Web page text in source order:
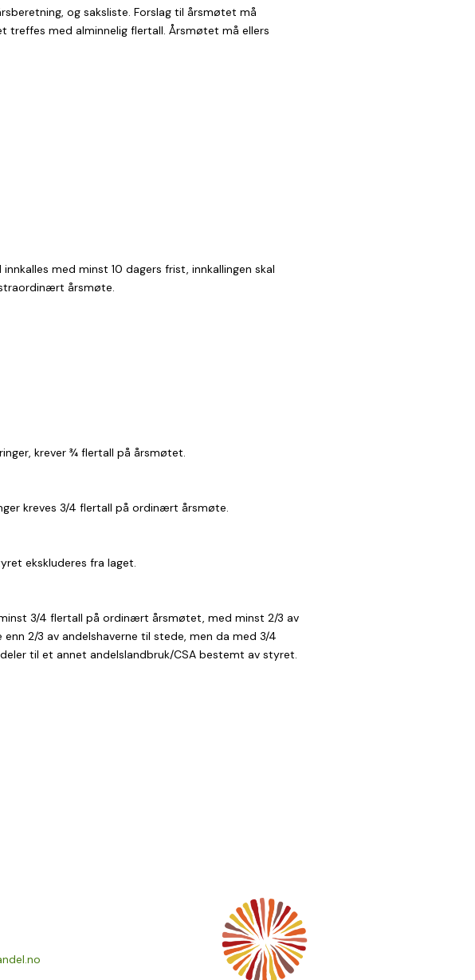
og saksliste. Forslag til årsmøtet må
treffes med alminnelig flertall. Årsmøtet må ellers
med minst 10 dagers frist, innkallingen skal
årsmøte.
krever ¾ flertall på årsmøtet.
kreves 3/4 flertall på ordinært årsmøte.
ekskluderes fra laget.
3/4 flertall på ordinært årsmøtet, med minst 2/3 av
2/3 av andelshaverne til stede, men da med 3/4
til et annet andelslandbruk/CSA bestemt av styret.